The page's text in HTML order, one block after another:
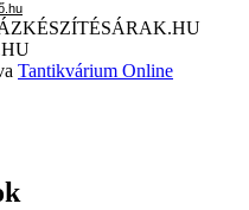
Tantikvárium Online